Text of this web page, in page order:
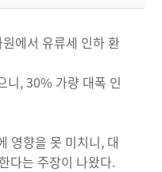
에서 유류세 인하 환
니, 30% 가량 대폭 인
영향을 못 미치니, 대
다는 주장이 나왔다.